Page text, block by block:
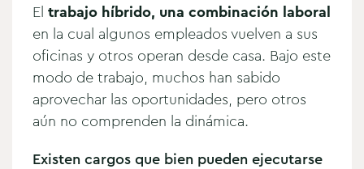
El trabajo híbrido, una combinación laboral
en la cual algunos empleados vuelven a sus
oficinas y otros operan desde casa. Bajo este
modo de trabajo, muchos han sabido
aprovechar las oportunidades, pero otros
aún no comprenden la dinámica.
Existen cargos que bien pueden ejecutarse